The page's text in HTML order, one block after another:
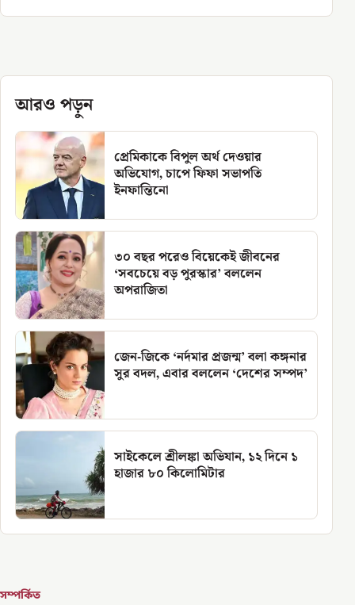
আরও পড়ুন
প্রেমিকাকে বিপুল অর্থ দেওয়ার
অভিযোগ, চাপে ফিফা সভাপতি
ইনফান্তিনো
৩০ বছর পরেও বিয়েকেই জীবনের
‘সবচেয়ে বড় পুরস্কার’ বললেন
অপরাজিতা
জেন-জিকে ‘নর্দমার প্রজন্ম’ বলা কঙ্গনার
সুর বদল, এবার বললেন ‘দেশের সম্পদ’
সাইকেলে শ্রীলঙ্কা অভিযান, ১২ দিনে ১
হাজার ৮০ কিলোমিটার
সম্পর্কিত